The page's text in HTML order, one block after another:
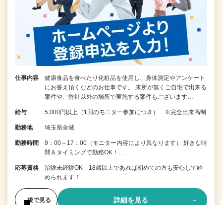
仕事内容
健康食品を食べたり化粧品を使用し、身体測定やアンケート
にお答え頂くなどのお仕事です。 来所が無くご自宅で出来る
案件や、弊社以外の場所で実施する案件もございます…
給与 5,000円以上（1回のモニター参加につき） ※完全出来高制
勤務地 埼玉県全域
勤務時間
9：00～17：00（モニター内容により異なります） 好きな時
間＆タイミングで勤務OK！…
応募資格
治験未経験OK 18歳以上であれば初めての方も安心して始
められます！
後で見る 詳細を見る